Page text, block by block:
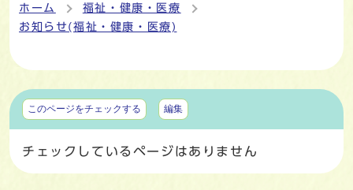
ホーム
福祉・健康・医療
お知らせ(福祉・健康・医療)
マイページ
このページをチェックする 編集
チェックしているページはありません